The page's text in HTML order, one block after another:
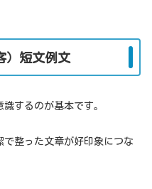
）短文例文
するのが基本です。
で整った文章が好印象につな